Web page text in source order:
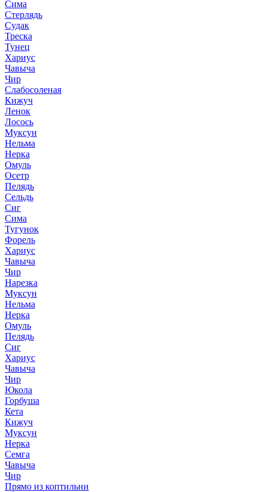
Сима
Стерлядь
Судак
Треска
Тунец
Хариус
Чавыча
Чир
Слабосоленая
Кижуч
Ленок
Лосось
Муксун
Нельма
Нерка
Омуль
Осетр
Пелядь
Сельдь
Сиг
Сима
Тугунок
Форель
Хариус
Чавыча
Чир
Нарезка
Муксун
Нельма
Нерка
Омуль
Пелядь
Сиг
Хариус
Чавыча
Чир
Юкола
Горбуша
Кета
Кижуч
Муксун
Нерка
Семга
Чавыча
Чир
Прямо из коптильни